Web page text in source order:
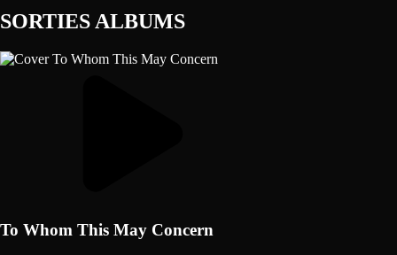
SORTIES ALBUMS
To Whom This May Concern